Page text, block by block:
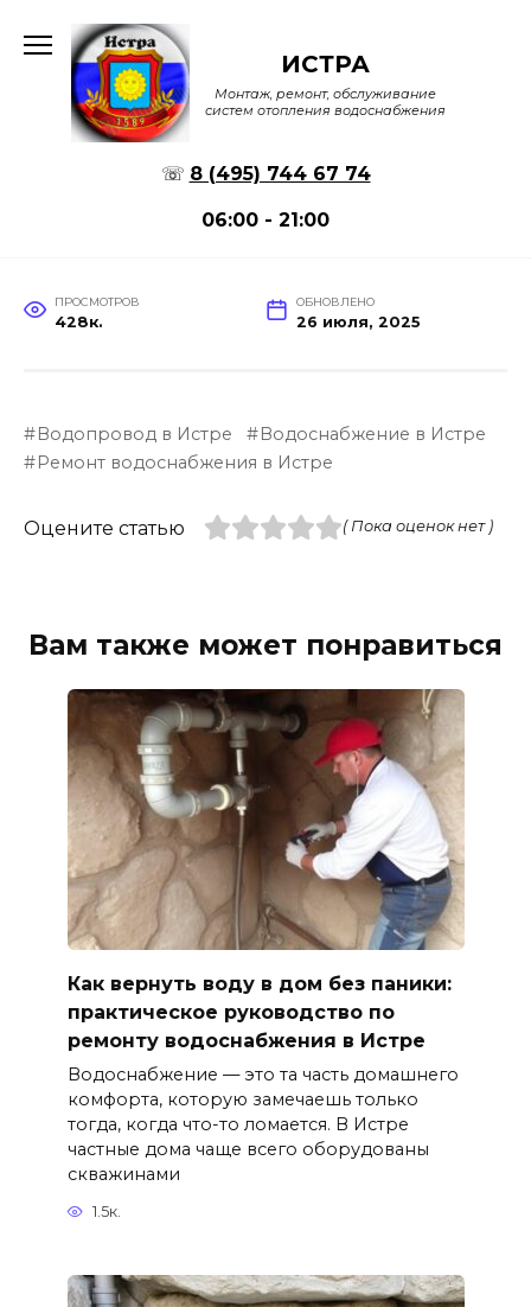
содержанию
ИСТРА
Монтаж, ремонт, обслуживание
систем отопления водоснабжения
☏ 8 (495) 744 67 74
06:00 - 21:00
ПРОСМОТРОВ
428к.
ОБНОВЛЕНО
26 июля, 2025
Водопровод в Истре
Водоснабжение в Истре
Ремонт водоснабжения в Истре
Оцените статью ( Пока оценок нет )
Вам также может понравиться
Как вернуть воду в дом без паники:
практическое руководство по
ремонту водоснабжения в Истре
Водоснабжение — это та часть домашнего
комфорта, которую замечаешь только
тогда, когда что-то ломается. В Истре
частные дома чаще всего оборудованы
скважинами
1.5к.